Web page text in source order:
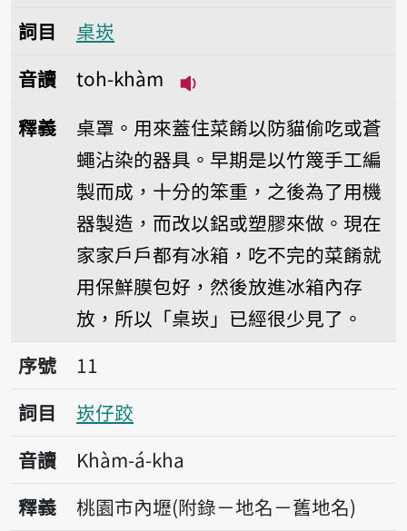
詞目
桌崁
音讀
toh-khàm
釋義
桌罩。用來蓋住菜餚以防貓偷吃或蒼
蠅沾染的器具。早期是以竹篾手工編
製而成，十分的笨重，之後為了用機
器製造，而改以鋁或塑膠來做。現在
家家戶戶都有冰箱，吃不完的菜餚就
用保鮮膜包好，然後放進冰箱內存
放，所以「桌崁」已經很少見了。
序號11崁仔跤
序號
11
詞目
崁仔跤
音讀
Khàm-á-kha
釋義
桃園市內壢(附錄－地名－舊地名)